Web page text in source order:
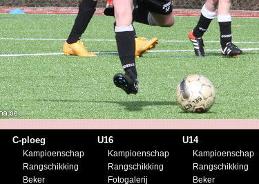
C-ploeg
Kampioenschap
Rangschikking
Beker
U16
Kampioenschap
Rangschikking
Fotogalerij
U14
Kampioenschap
Rangschikking
Beker